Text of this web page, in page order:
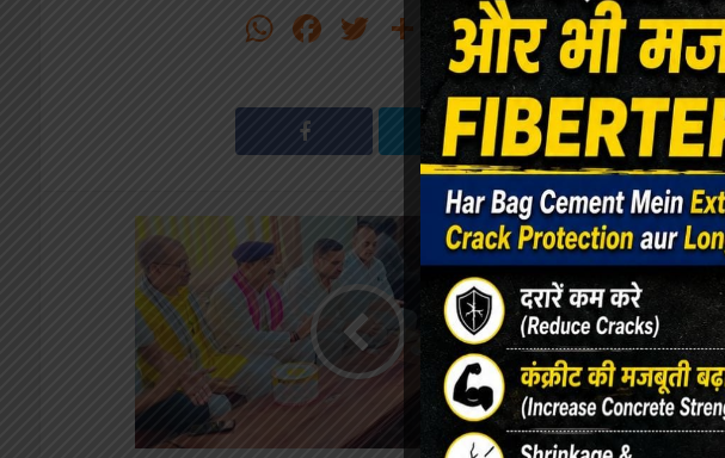
WhatsApp
Facebook
Twitter
Share